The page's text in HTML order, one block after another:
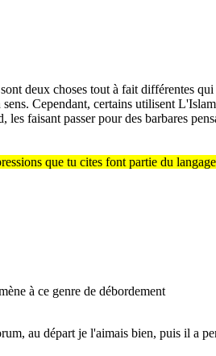
deux choses tout à fait différentes
Cependant, certains utilisent
les faisant passer pour des barbares
que tu cites font partie du
à ce genre de débordement
au départ je l'aimais bien, puis il a